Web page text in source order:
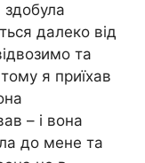
далеко від
та
я приїхав
– і вона
до мене та